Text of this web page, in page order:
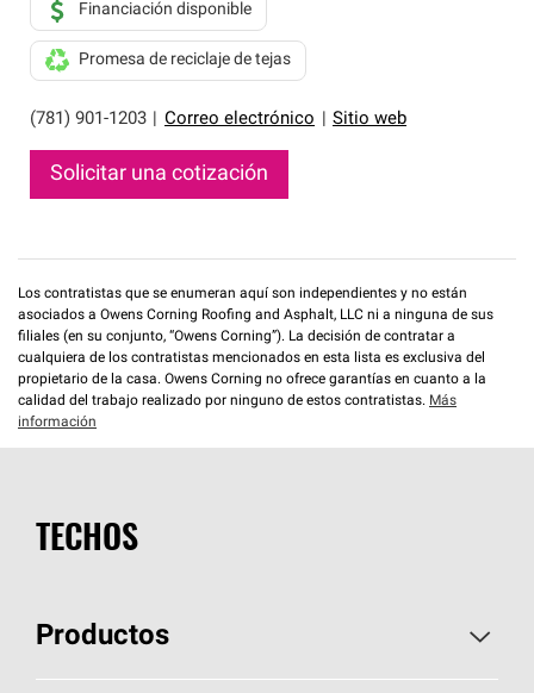
(781) 901-1203 Correo electrónico Sitio web
Financiación disponible
Promesa de reciclaje de tejas
Solicitar una cotización
Los contratistas que se enumeran aquí son independientes y no están
asociados a Owens Corning Roofing and Asphalt, LLC ni a ninguna de sus
filiales (en su conjunto, “Owens Corning”). La decisión de contratar a
cualquiera de los contratistas mencionados en esta lista es exclusiva del
propietario de la casa. Owens Corning no ofrece garantías en cuanto a la
calidad del trabajo realizado por ninguno de estos contratistas. Más
información
TECHOS
Productos